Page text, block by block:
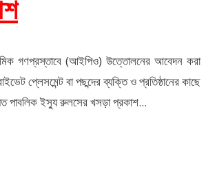
গণপ্রস্তাবে (আইপিও) উত্তোলনের আবেদন করা
প্লেসমেন্ট বা পছন্দের ব্যক্তি ও প্রতিষ্ঠানের কাছে
পাবলিক ইস্যু রুলসের খসড়া প্রকাশ...